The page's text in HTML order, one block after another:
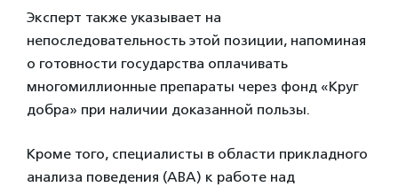
Эксперт также указывает на
непоследовательность этой позиции, напоминая
о готовности государства оплачивать
многомиллионные препараты через фонд «Круг
добра» при наличии доказанной пользы.
Кроме того, специалисты в области прикладного
анализа поведения (АВА) к работе над